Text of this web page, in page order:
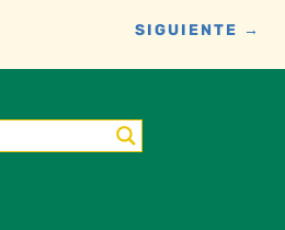
SIGUIENTE →